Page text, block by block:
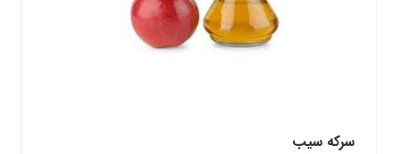
سرکه سیب